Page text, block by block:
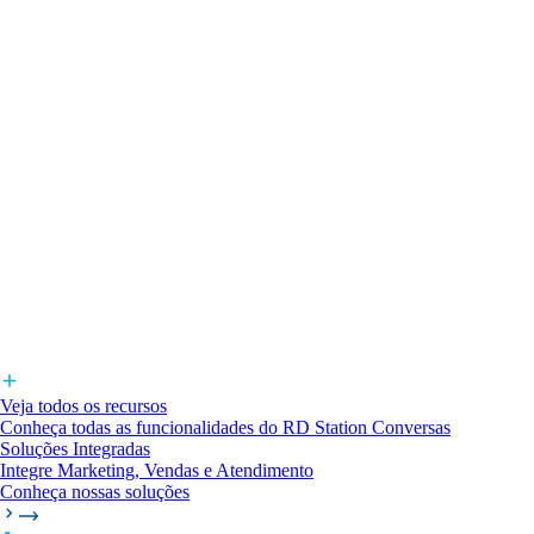
Veja todos os recursos
Conheça todas as funcionalidades do RD Station Conversas
Soluções Integradas
Integre Marketing, Vendas e Atendimento
Conheça nossas soluções